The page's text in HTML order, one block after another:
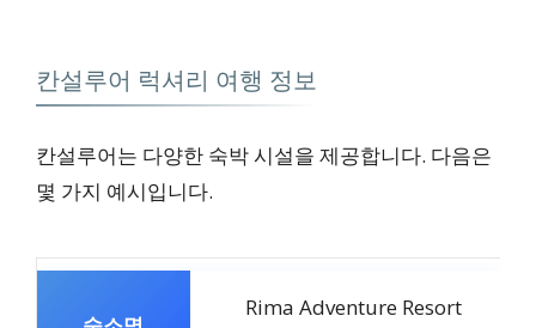
칸설루어 럭셔리 여행 정보
칸설루어는 다양한 숙박 시설을 제공합니다. 다음은
몇 가지 예시입니다.
Rima Adventure Resort